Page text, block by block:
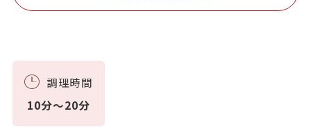
調理時間
10分～20分